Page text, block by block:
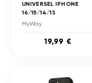
UNIVERSEL IPHONE
16/15/14/13
MyWay
19,99 €